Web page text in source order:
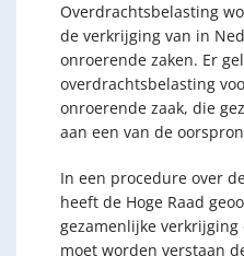
Overdrachtsbelasting
de verkrijging van in
onroerende zaken. Er
overdrachtsbelasting
onroerende zaak, die
aan een van de
In een procedure over
heeft de Hoge Raad
gezamenlijke
moet worden verstaan